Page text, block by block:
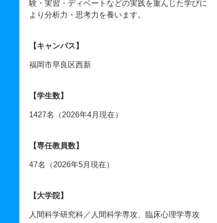
験・実習・ディベートなどの実践を重んじた学びに
より分析力・思考力を養います。
【キャンパス】
福岡市早良区西新
【学生数】
1427名（2026年4月現在）
【専任教員数】
47名（2026年5月現在）
【大学院】
人間科学研究科／人間科学専攻、臨床心理学専攻